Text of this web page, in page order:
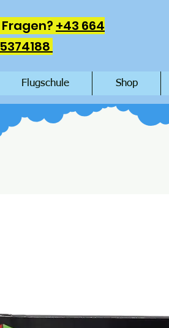
Fragen? +43 664
5374188
Flugschule Shop